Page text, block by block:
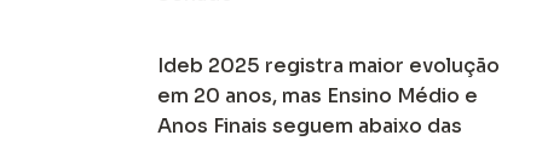
Ideb 2025 registra maior evolução
em 20 anos, mas Ensino Médio e
Anos Finais seguem abaixo das